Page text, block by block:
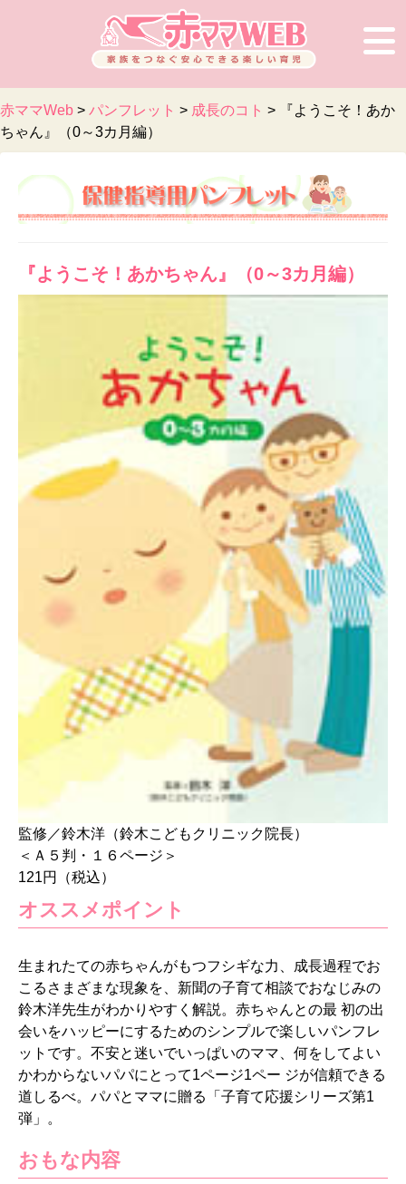
赤ママWeb > パンフレット > 成長のコト >
『ようこそ！あか
ちゃん』（0～3カ月編）
『ようこそ！あかちゃん』（0～3カ月編）
監修／鈴木洋（鈴木こどもクリニック院長）
＜Ａ５判・１６ページ＞
121円（税込）
オススメポイント
生まれたての赤ちゃんがもつフシギな力、成長過程でお
こるさまざまな現象を、新聞の子育て相談でおなじみの
鈴木洋先生がわかりやすく解説。赤ちゃんとの最 初の出
会いをハッピーにするためのシンプルで楽しいパンフレ
ットです。不安と迷いでいっぱいのママ、何をしてよい
かわからないパパにとって1ページ1ペー ジが信頼できる
道しるべ。パパとママに贈る「子育て応援シリーズ第1
弾」。
おもな内容